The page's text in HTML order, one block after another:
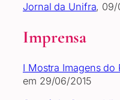
Jornal da Unifra, 09/
Imprensa
I Mostra Imagens do
em 29/06/2015